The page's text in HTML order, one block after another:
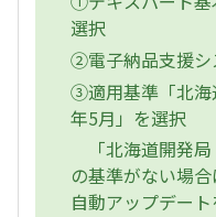
選択
②電子納品支援シ
③適用基準「北海
年5月」を選択
「北海道開発局
の基準がない場
自動アップデート